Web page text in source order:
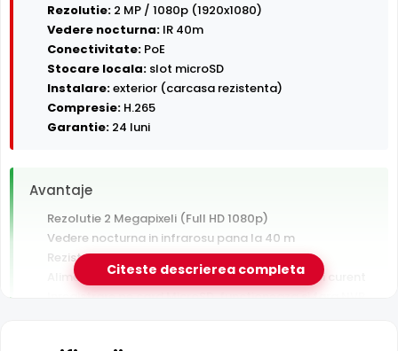
Rezolutie: 2 MP / 1080p (1920x1080)
Vedere nocturna: IR 40m
Conectivitate: PoE
Stocare locala: slot microSD
Instalare:exterior (carcasa rezistenta)
Compresie: H.265
Garantie: 24 luni
Avantaje
Rezolutie 2 Megapixeli (Full HD 1080p)
Vedere nocturna in infrarosu pana la 40 m
Rezistenta la exterior — ploaie, praf si inghet
Alimentare PoE — un singur cablu pentru date si curent
Inregistrare pe card MicroSD, functioneaza si fara NVR
Citeste descrierea completa